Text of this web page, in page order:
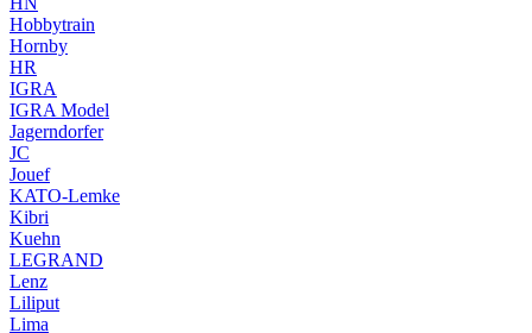
Hobbytrain
Hornby
HR
IGRA
IGRA Model
Jagerndorfer
JC
Jouef
KATO-Lemke
Kibri
Kuehn
LEGRAND
Lenz
Liliput
Lima